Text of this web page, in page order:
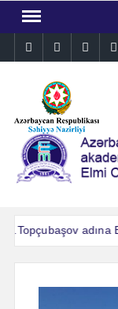
contentInstagramFacebook
adına